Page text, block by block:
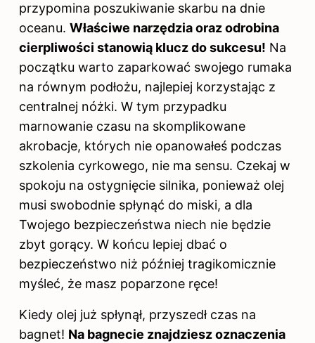
przypomina poszukiwanie skarbu na dnie
oceanu. Właściwe narzędzia oraz odrobina
cierpliwości stanowią klucz do sukcesu! Na
początku warto zaparkować swojego rumaka
na równym podłożu, najlepiej korzystając z
centralnej nóżki. W tym przypadku
marnowanie czasu na skomplikowane
akrobacje, których nie opanowałeś podczas
szkolenia cyrkowego, nie ma sensu. Czekaj w
spokoju na ostygnięcie silnika, ponieważ olej
musi swobodnie spłynąć do miski, a dla
Twojego bezpieczeństwa niech nie będzie
zbyt gorący. W końcu lepiej dbać o
bezpieczeństwo niż później tragikomicznie
myśleć, że masz poparzone ręce!
Kiedy olej już spłynął, przyszedł czas na
bagnet! Na bagnecie znajdziesz oznaczenia